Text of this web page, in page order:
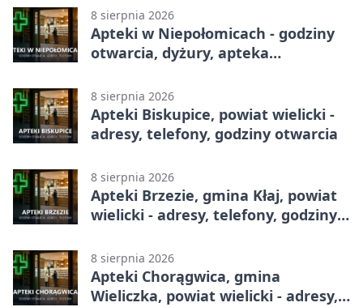
odwrócili losy meczu
8 sierpnia 2026
Apteki w Niepołomicach - godziny
otwarcia, dyżury, apteka
8 sierpnia 2026
Apteki Biskupice, powiat wielicki -
adresy, telefony, godziny otwarcia
8 sierpnia 2026
Apteki Brzezie, gmina Kłaj, powiat
wielicki - adresy, telefony, godziny
8 sierpnia 2026
Apteki Chorągwica, gmina
Wieliczka, powiat wielicki - adresy,